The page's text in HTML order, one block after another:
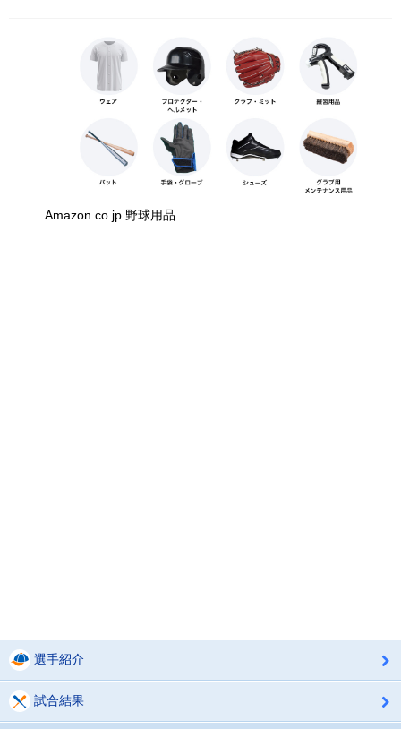
Amazon.co.jp 野球用品
選手紹介
試合結果